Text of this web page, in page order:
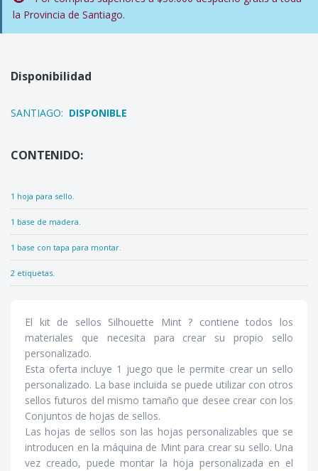
la Provincia de Santiago.
Disponibilidad
SANTIAGO: DISPONIBLE
CONTENIDO:
1 hoja para sello.
1 base de madera.
1 base con tapa para montar.
2 etiquetas.
El kit de sellos Silhouette Mint ? contiene todos los
materiales que necesita para crear su propio sello
personalizado.
Esta oferta incluye 1 juego que le permite crear un sello
personalizado. La base incluida se puede utilizar con otros
sellos futuros del mismo tamaño que desee crear con los
Conjuntos de hojas de sellos.
Las hojas de sellos son las hojas personalizables que se
introducen en la máquina de Mint para crear su sello. Una
vez creado, puede montar la hoja personalizada en el